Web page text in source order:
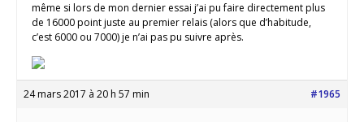
même si lors de mon dernier essai j’ai pu faire directement plus
de 16000 point juste au premier relais (alors que d’habitude,
c’est 6000 ou 7000) je n’ai pas pu suivre après.
24 mars 2017 à 20 h 57 min #1965